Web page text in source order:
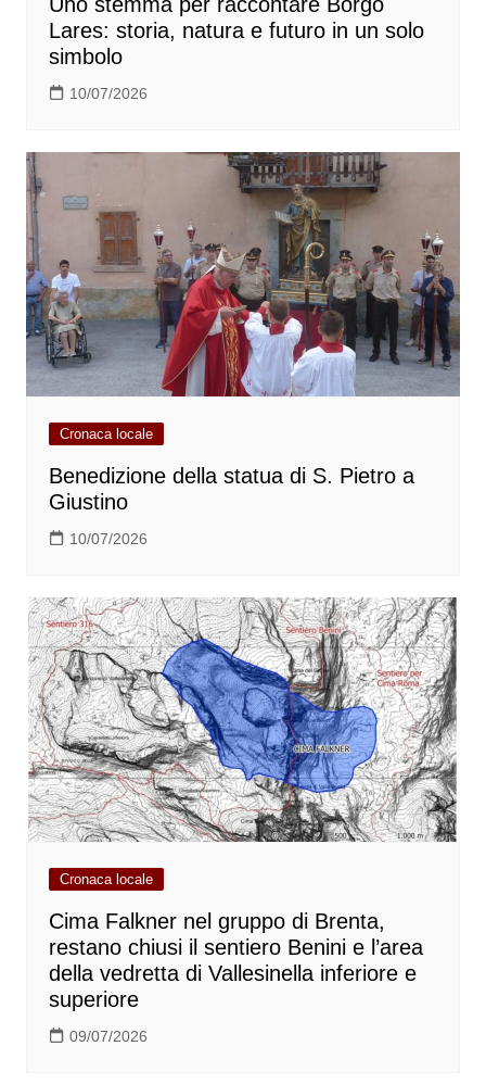
Lares: storia, natura e futuro in un solo
simbolo
10/07/2026
Cronaca locale
Benedizione della statua di S. Pietro a
Giustino
10/07/2026
Cronaca locale
Cima Falkner nel gruppo di Brenta,
restano chiusi il sentiero Benini e l’area
della vedretta di Vallesinella inferiore e
superiore
09/07/2026